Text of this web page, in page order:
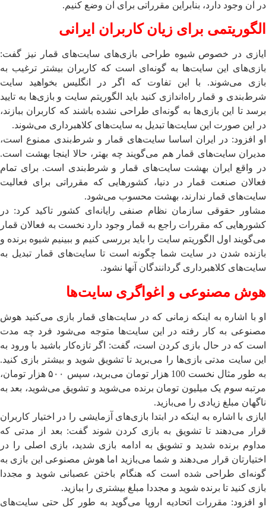
در آن وجود دارد، بنابراین مقرراتی برای آن وضع کنیم.
الگوریتمی ‌برای زیان کاربران ایرانی
ایازی در خصوص شیوه طراحی بازی‌های سایت‌های قمار نیز گفت:
بازی‌های این سایت‌ها به گونه‌ای است که کاربران بیشتر ترغیب به
بازی می‌شوند. با این تفاوت که اگر در انگلیس بخواهید سایت
شرط‌بندی و قمار راه‌اندازی کنید باید الگوریتم سایت و بازی‌ها به تایید
برسد تا این بازی‌ها به گونه‌ای طراحی نشده باشند که کاربران ببازند،
در این صورت این سایت‌ها تبدیل به سایت‌های کلاهبرداری می‌شوند.
او افزود: در ایران اساسا سایت‌های قمار و شرط‌بندی ممنوع است،
مدیران سایت‌های قمار هم ‌می‌گویند چه بهتر، حالا اینجا بهشت است.
در واقع ایران بهشت سایت‌های قمار و شرط‌بندی است. برای تمام
فعالان صنعت قمار در دنیا، کشورهایی که مقرراتی برای فعالیت
سایت‌های قمار ندارند، بهشت محسوب می‌شود.
مشاور حقوقی سازمان نظام صنفی رایانه‌ای کشور تاکید کرد: در
کشورهایی که مقررات راجع به قمار وجود دارد نخست به فعالان قمار
می‌گویند اول الگوریتم سایت را باید بررسی کنیم و ببینیم شیوه برنده و
بازنده شدن در سایت شما چگونه است تا سایت‌های قمار تبدیل به
سایت‌های کلاهبرداری گردانندگان آنها نشود.
هوش مصنوعی و اغواگری سایت‌ها
او با اشاره به اینکه زمانی که در سایت‌های قمار بازی می‌کنید هوش
مصنوعی به کار رفته در این سایت‌ها متوجه می‌شود فرد چه مدت
است که در حال بازی کردن است، گفت: اگر تازه‌کار باشید با ورود به
این سایت مدتی بازی‌ها را می‌برید تا تشویق شوید و بیشتر بازی کنید.
به طور مثال نخست 100 هزار تومان می‌برید، سپس ۵۰۰ هزار تومان،
مرتبه سوم یک میلیون تومان برنده می‌شوید و تشویق می‌شوید، بعد به
ناگهان مبلغ زیادی را می‌بازید.
ایازی با اشاره به اینکه در ابتدا بازی‌های آزمایشی را در اختیار کاربران
قرار می‌دهند تا تشویق به بازی کردن شوند گفت: بعد از مدتی که
مداوم برنده شدید و تشویق به ادامه بازی شدید، بازی اصلی را در
اختیارتان قرار می‌دهند و شما می‌بازید اما هوش مصنوعی این بازی به
گونه‌ای طراحی شده است که هنگام باختن عصبانی شوید و مجددا
بازی کنید تا برنده شوید و مجددا مبلغ بیشتری را ببازید.
او افزود: مقررات اتحادیه اروپا می‌گوید به طور کل حتی سایت‌های